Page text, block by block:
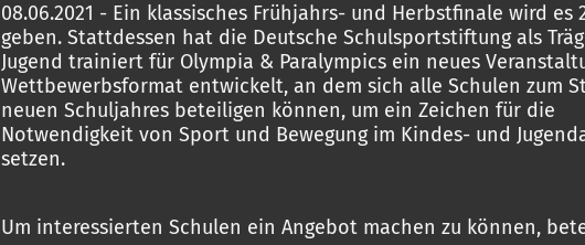
08.06.2021 - Ein klassisches Frühjahrs- und Herbstfinale wird es
geben. Stattdessen hat die Deutsche Schulsportstiftung als
Jugend trainiert für Olympia & Paralympics ein neues
Wettbewerbsformat entwickelt, an dem sich alle Schulen zum
neuen Schuljahres beteiligen können, um ein Zeichen für die
Notwendigkeit von Sport und Bewegung im Kindes- und
setzen.
Um interessierten Schulen ein Angebot machen zu können,